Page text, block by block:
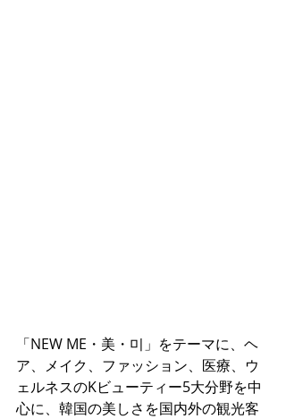
「NEW ME・美・미」をテーマに、ヘ
ア、メイク、ファッション、医療、ウ
ェルネスのKビューティー5大分野を中
心に、韓国の美しさを国内外の観光客